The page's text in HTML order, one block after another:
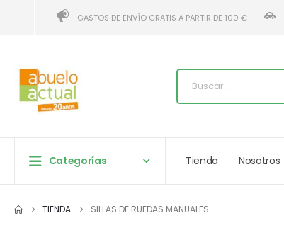
GASTOS DE ENVÍO GRATIS A PARTIR DE 100 €
Categorías Tienda Nosotros
TIENDA SILLAS DE RUEDAS MANUALES